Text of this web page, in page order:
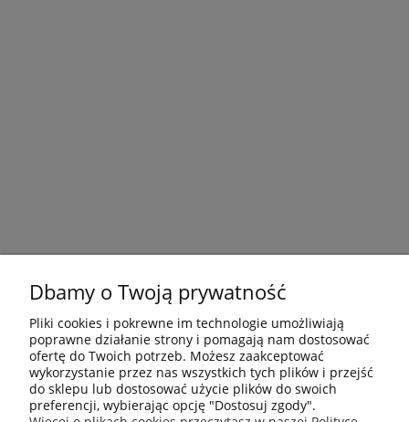
Płatności i dostawa
Dbamy o Twoją prywatność
Pliki cookies i pokrewne im technologie umożliwiają
poprawne działanie strony i pomagają nam dostosować
ofertę do Twoich potrzeb. Możesz zaakceptować
wykorzystanie przez nas wszystkich tych plików i przejść
do sklepu lub dostosować użycie plików do swoich
preferencji, wybierając opcję "Dostosuj zgody".